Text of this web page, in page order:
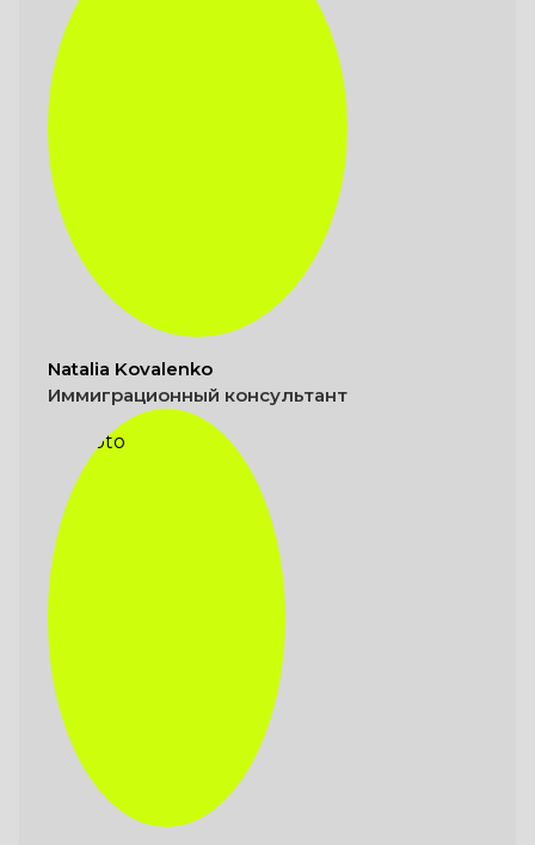
Natalia Kovalenko
Иммиграционный консультант